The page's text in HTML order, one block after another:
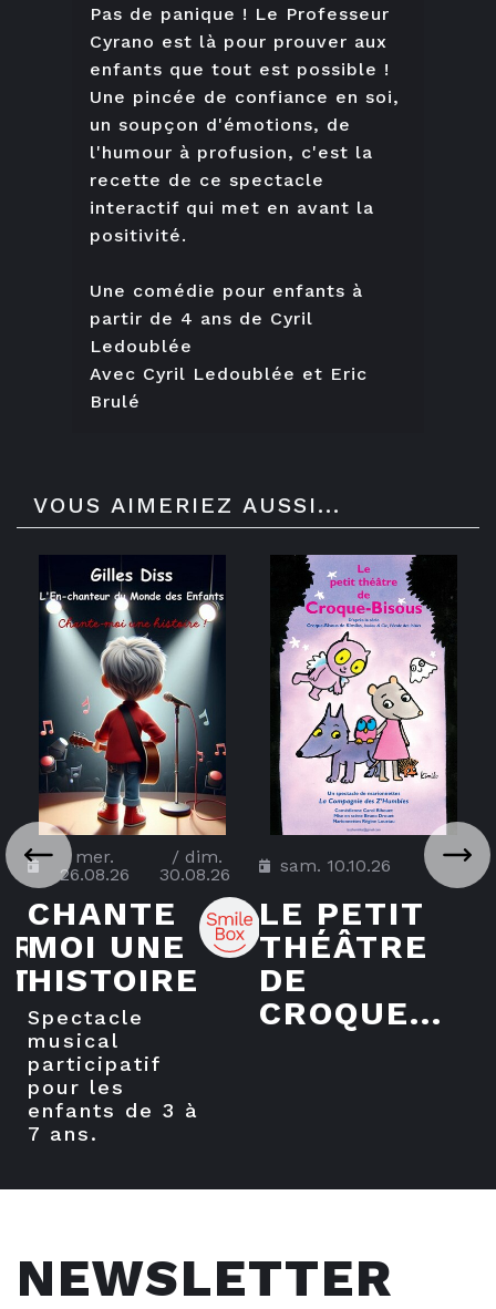
Pas de panique ! Le Professeur
Cyrano est là pour prouver aux
enfants que tout est possible !
Une pincée de confiance en soi,
un soupçon d'émotions, de
l'humour à profusion, c'est la
recette de ce spectacle
interactif qui met en avant la
positivité.
Une comédie pour enfants à
partir de 4 ans de Cyril
Ledoublée
Avec Cyril Ledoublée et Eric
Brulé
VOUS AIMERIEZ AUSSI...
mer.
26.08.26
/ dim.
30.08.26
CHANTE
MOI UNE
HISTOIRE
spectacle
musical
participatif
pour les
enfants de 3 à
7 ans.
sam. 10.10.26
LE PETIT
THÉÂTRE
DE
CROQUE...
NEWSLETTER